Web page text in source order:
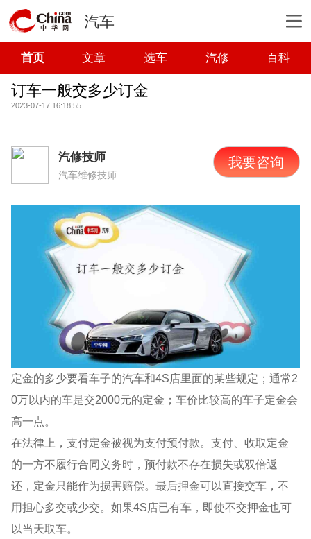
汽车
首页 文章 选车 汽修 百科
订车一般交多少订金
2023-07-17 16:18:55
汽修技师
汽车维修技师
我要咨询
定金的多少要看车子的汽车和4S店里面的某些规定；通常2
0万以内的车是交2000元的定金；车价比较高的车子定金会
高一点。
在法律上，支付定金被视为支付预付款。支付、收取定金
的一方不履行合同义务时，预付款不存在损失或双倍返
还，定金只能作为损害赔偿。最后押金可以直接交车，不
用担心多交或少交。如果4S店已有车，即使不交押金也可
以当天取车。